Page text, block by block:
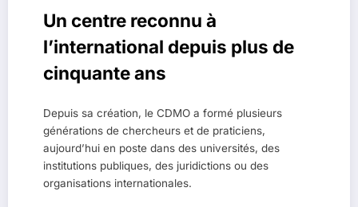
Un centre reconnu à
l’international depuis plus de
cinquante ans
Depuis sa création, le CDMO a formé plusieurs
générations de chercheurs et de praticiens,
aujourd’hui en poste dans des universités, des
institutions publiques, des juridictions ou des
organisations internationales.